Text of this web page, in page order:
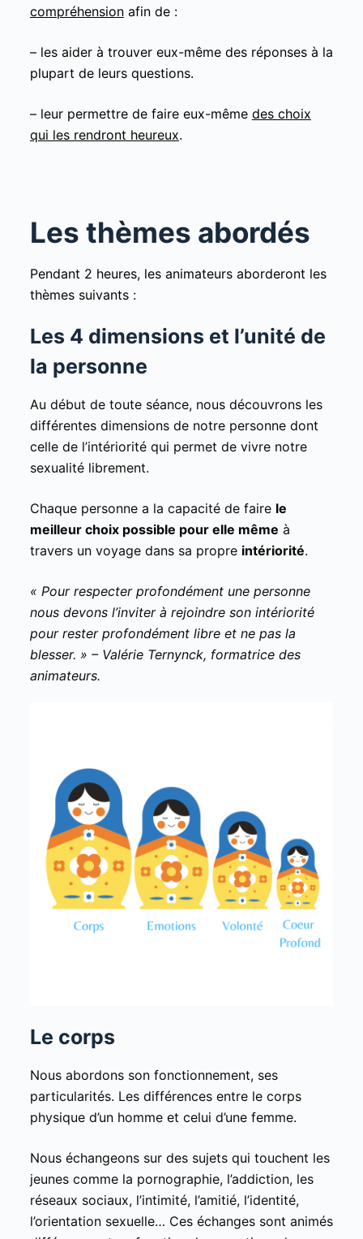
compréhensionafin de :
– les aider à trouver eux-même des réponses à la
plupart de leurs questions.
– leur permettre de faire eux-même des choix
qui les rendront heureux.
Les thèmes abordés
Pendant 2 heures, les animateurs aborderont les
thèmes suivants :
Les 4 dimensions et l’unité de
la personne
Au début de toute séance, nous découvrons les
différentes dimensions de notre personne dont
celle de l’intériorité qui permet de vivre notre
sexualité librement.
Chaque personne a la capacité de faire le
meilleur choix possible pour elle même à
travers un voyage dans sa propre intériorité.
« Pour respecter profondément une personne
nous devons l’inviter à rejoindre son intériorité
pour rester profondément libre et ne pas la
blesser. » – Valérie Ternynck, formatrice des
animateurs.
Le corps
Nous abordons son fonctionnement, ses
particularités. Les différences entre le corps
physique d’un homme et celui d’une femme.
Nous échangeons sur des sujets qui touchent les
jeunes comme la pornographie, l’addiction, les
réseaux sociaux, l’intimité, l’amitié, l’identité,
l’orientation sexuelle… Ces échanges sont animés